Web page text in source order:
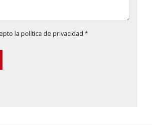
la política de privacidad *